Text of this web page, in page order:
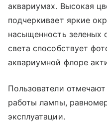
аквариумах. Высокая
подчеркивает яркие
насыщенность зеленых
света способствует
аквариумной флоре
Пользователи
работы лампы,
эксплуатации.